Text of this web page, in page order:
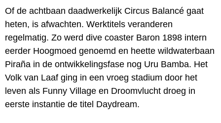
Of de achtbaan daadwerkelijk Circus Balancé gaat
heten, is afwachten. Werktitels veranderen
regelmatig. Zo werd dive coaster Baron 1898 intern
eerder Hoogmoed genoemd en heette wildwaterbaan
Piraña in de ontwikkelingsfase nog Uru Bamba. Het
Volk van Laaf ging in een vroeg stadium door het
leven als Funny Village en Droomvlucht droeg in
eerste instantie de titel Daydream.